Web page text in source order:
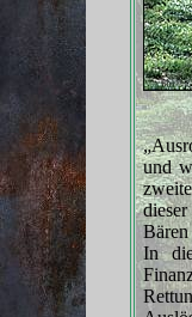
und
Bären
In